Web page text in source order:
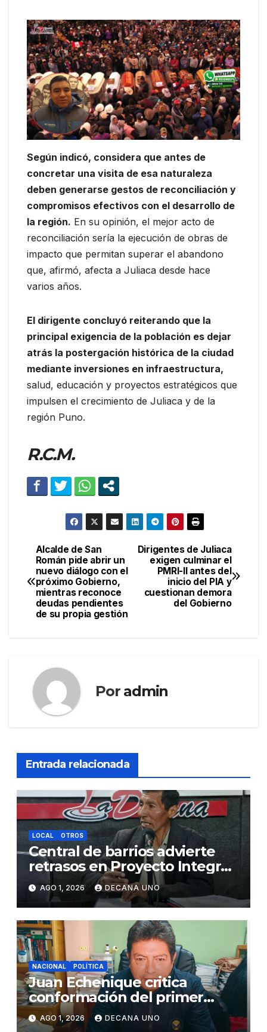
Según indicó, considera que antes de
concretar una visita de esa naturaleza
deben generarse gestos de reconciliación y
compromisos efectivos con el desarrollo de
la región. En su opinión, el mejor acto de
reconciliación sería la ejecución de obras de
impacto que permitan superar el abandono
que, afirmó, afecta a Juliaca desde hace
varios años.
El dirigente concluyó reiterando que la
principal exigencia de la población es dejar
atrás la postergación histórica de la ciudad
mediante inversiones en infraestructura,
salud, educación y proyectos estratégicos que
impulsen el crecimiento de Juliaca y de la
región Puno.
R.C.M.
Navegación
de
entradas
Dirigentes de Juliaca
exigen culminar el
PMRI-II antes del
inicio del PIA y
cuestionan demora
del Gobierno
Alcalde de San
Román pide abrir un
nuevo diálogo con el
próximo Gobierno,
mientras reconoce
deudas pendientes
de su propia gestión
Por admin
Entrada relacionada
LOCAL OTROS
Central de barrios advierte
retrasos en Proyecto Integral
de Agua y Alcantarillado para
Juliaca
AGO 1, 2026 DECANA UNO
NACIONAL POLÍTICA
Juan Echenique critica
conformación del primer
gabinete ministerial de Keiko
Fujimori
AGO 1, 2026 DECANA UNO